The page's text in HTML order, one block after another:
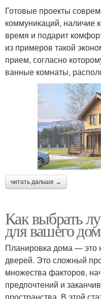
Готовые проекты
коммуникаций, наличие
время и подарит
из примеров такой
прием, согласно
ванные комнаты,
читать дальше →
Как выбрать
для вашего
Планировка дома — это
дверей. Это сложный
множества факторов,
предпочтений и
пространства. В этой